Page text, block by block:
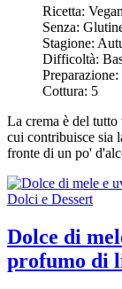
Ricetta: Vegan
Senza:
Stagione:
Difficoltà:
Preparazione:
Cottura: 5
La crema è del tutto
cui contribuisce sia
fronte di un po'
Dolci e Dessert
Dolce di
profumo di